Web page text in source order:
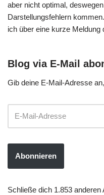
aber nicht optimal,
Darstellungsfehlern
ich über eine kurze Meldung
Blog via E-Mail
Gib deine E-Mail-Adresse
Abonnieren
Schließe dich 1.853 anderen